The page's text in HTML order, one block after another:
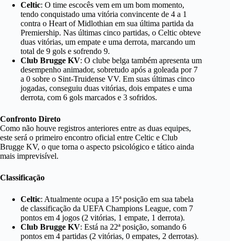
Celtic: O time escocês vem em um bom momento,
tendo conquistado uma vitória convincente de 4 a 1
contra o Heart of Midlothian em sua última partida da
Premiership. Nas últimas cinco partidas, o Celtic obteve
duas vitórias, um empate e uma derrota, marcando um
total de 9 gols e sofrendo 9.
Club Brugge KV: O clube belga também apresenta um
desempenho animador, sobretudo após a goleada por 7
a 0 sobre o Sint-Truidense VV. Em suas últimas cinco
jogadas, conseguiu duas vitórias, dois empates e uma
derrota, com 6 gols marcados e 3 sofridos.
Confronto Direto
Como não houve registros anteriores entre as duas equipes,
este será o primeiro encontro oficial entre Celtic e Club
Brugge KV, o que torna o aspecto psicológico e tático ainda
mais imprevisível.
Classificação
Celtic: Atualmente ocupa a 15ª posição em sua tabela
de classificação da UEFA Champions League, com 7
pontos em 4 jogos (2 vitórias, 1 empate, 1 derrota).
Club Brugge KV: Está na 22ª posição, somando 6
pontos em 4 partidas (2 vitórias, 0 empates, 2 derrotas).